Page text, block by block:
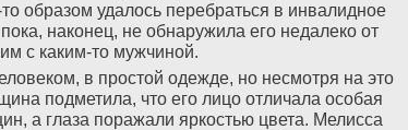
образом удалось перебраться в инвалидное
наконец, не обнаружила его недалеко от
с каким-то мужчиной.
в простой одежде, но несмотря на это
подметила, что его лицо отличала особая
а глаза поражали яркостью цвета. Мелисса